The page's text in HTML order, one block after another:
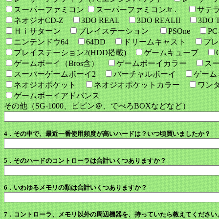
スーパーファミコン
スーパーファミコンJr．
サテ
ネオジオCD-Z
3DO REAL 3DO REALII
3DO
Ｈｉサターン
プレイステーション PSOne
ニンテンドウ64
64DD ドリームキャスト
プ
プレイステーション2(HDD搭載)
ゲームキューブ
ゲームボーイ（Bros含）
ゲームボーイカラー
ス
スーパーゲームボーイ2
バーチャルボーイ
ゲー
ネオジオポケット
ネオジオポケットカラー
ワン
ゲームボーイアドバンス
その他（SG-1000、ピピン＠、でべろBOXなどなど）
4．その中で、最近一番使用頻度が高いハードは？いつ頃買いましたか？
5．そのハードのコントローラは合計いくつありますか？
6．いわゆるメモリの類は合計いくつありますか？
7．コントローラ、メモリ以外の周辺機器を、持っていたら教えてください